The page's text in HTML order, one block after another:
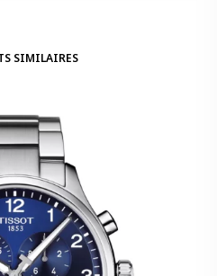
SIMILAIRES